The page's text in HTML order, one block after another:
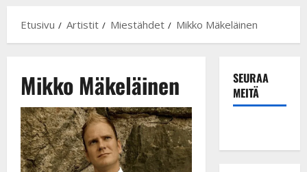
Etusivu Artistit Miestähdet Mikko Mäkeläinen
Mikko Mäkeläinen
SEURAA
MEITÄ